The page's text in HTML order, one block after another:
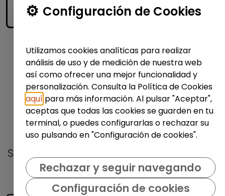
accessibility_newPersonas con discapacidad
1
No te pierdas nada
Suscríbete a nuestro
recibe las últimas ofertas y noticias
publicadas
Configuración de Cookies
Utilizamos cookies analíticas para realizar
análisis de uso y de medición de nuestra web
así como ofrecer una mejor funcionalidad y
personalización. Consulta la Política de Cookies
aquí para más información. Al pulsar "Aceptar",
aceptas que todas las cookies se guarden en tu
terminal, o puedes configurarlas o rechazar su
uso pulsando en "Configuración de cookies".
Rechazar y seguir navegando
Configuración de cookies